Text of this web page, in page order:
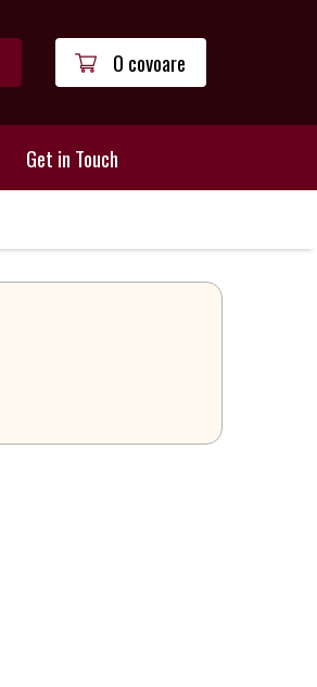
0 covoare
Get in Touch